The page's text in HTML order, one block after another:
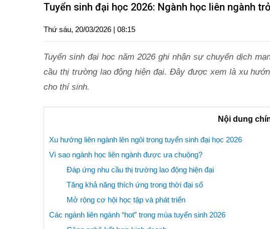
Tuyển sinh đại học 2026: Ngành học liên ngành
Thứ sáu, 20/03/2026 | 08:15
Tuyển sinh đại học năm 2026 ghi nhận sự chuyển dịch
cầu thị trường lao động hiện đại. Đây được xem là xu
cho thí sinh.
Nội dung
Xu hướng liên ngành lên ngôi trong tuyển sinh đại học 2026
Vì sao ngành học liên ngành được ưa chuộng?
Đáp ứng nhu cầu thị trường lao động hiện đại
Tăng khả năng thích ứng trong thời đại số
Mở rộng cơ hội học tập và phát triển
Các ngành liên ngành “hot” trong mùa tuyển sinh 2026